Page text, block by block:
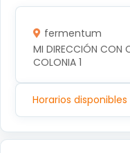
fermentum
MI DIRECCIÓN CON
COLONIA 1
Horarios disponibles